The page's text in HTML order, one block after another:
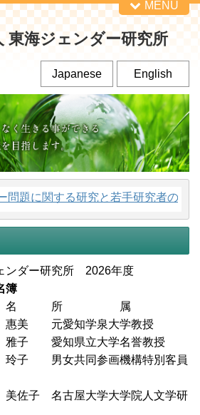
MENU
English
Japanese
題に関する研究と若手研究者の育
ンダー研究所 2026年度
簿
名 所 属
美 元愛知学泉大学教授
子 愛知県立大学名誉教授
女共同参画機構特別客員
名古屋大学大学院人文学研